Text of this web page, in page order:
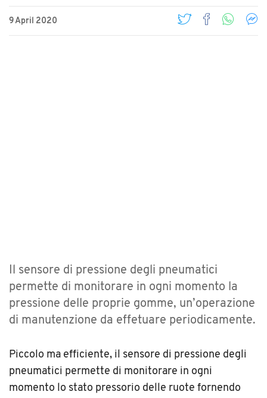
9 April 2020
Il sensore di pressione degli pneumatici
permette di monitorare in ogni momento la
pressione delle proprie gomme, un’operazione
di manutenzione da effetuare periodicamente.
Piccolo ma efficiente, il sensore di pressione degli
pneumatici permette di monitorare in ogni
momento lo stato pressorio delle ruote fornendo